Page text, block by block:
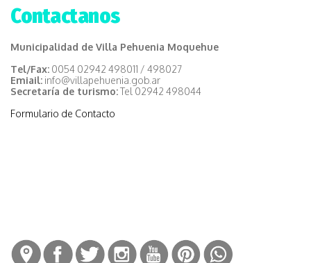
Contactanos
Municipalidad de Villa Pehuenia Moquehue
Tel/Fax: 0054 02942 498011 / 498027
Emiail: info@villapehuenia.gob.ar
Secretaría de turismo:Tel 02942 498044
Formulario de Contacto